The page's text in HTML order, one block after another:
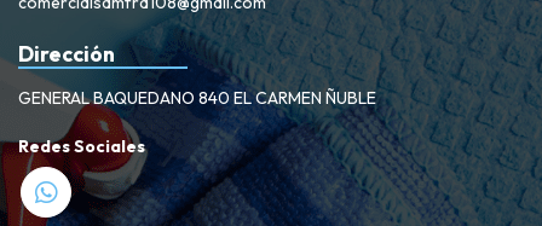
Dirección
GENERAL BAQUEDANO 840 EL CARMEN ÑUBLE
Redes Sociales